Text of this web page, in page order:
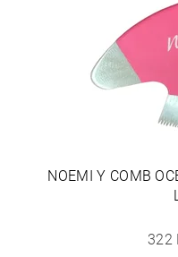
NOEMI Y COMB
322